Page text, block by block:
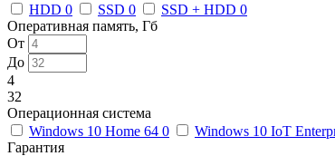
HDD 0 SSD 0 SSD + HDD 0
Оперативная память, Гб
От
До
4
32
Операционная система
Windows 10 Home 64 0 Windows 10 IoT
Гарантия